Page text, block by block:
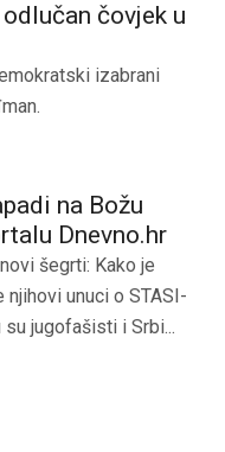
čovjek u
izabrani
na Božu
Dnevno.hr
šegrti: Kako je
njihovi unuci o STASI-
jugofašisti i Srbi...